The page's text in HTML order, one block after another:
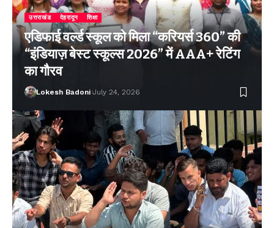
उत्तराखंड देहरादून शिक्षा
एडिफाई वर्ल्ड स्कूल को मिला “करियर्स 360” की
“इंडियाज़ बेस्ट स्कूल्स 2026” में AAA+ रेटिंग
का गौरव
Lokesh Badoni July 24, 2026